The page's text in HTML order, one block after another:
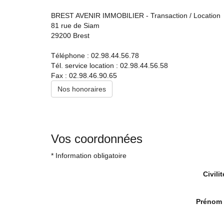
Nous contacter
02 98 44 56 58
02 98 80 49 38
Transaction
BREST AVENIR IMMOBILIER - Transaction / Location
81 rue de Siam
29200 Brest
Téléphone : 02.98.44.56.78
Tél. service location : 02.98.44.56.58
Fax : 02.98.46.90.65
Nos honoraires
Vos coordonnées
* Information obligatoire
Prénom